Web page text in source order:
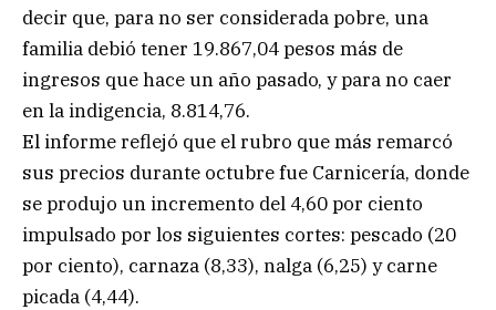
decir que, para no ser considerada pobre, una
familia debió tener 19.867,04 pesos más de
ingresos que hace un año pasado, y para no caer
en la indigencia, 8.814,76.
El informe reflejó que el rubro que más remarcó
sus precios durante octubre fue Carnicería, donde
se produjo un incremento del 4,60 por ciento
impulsado por los siguientes cortes: pescado (20
por ciento), carnaza (8,33), nalga (6,25) y carne
picada (4,44).